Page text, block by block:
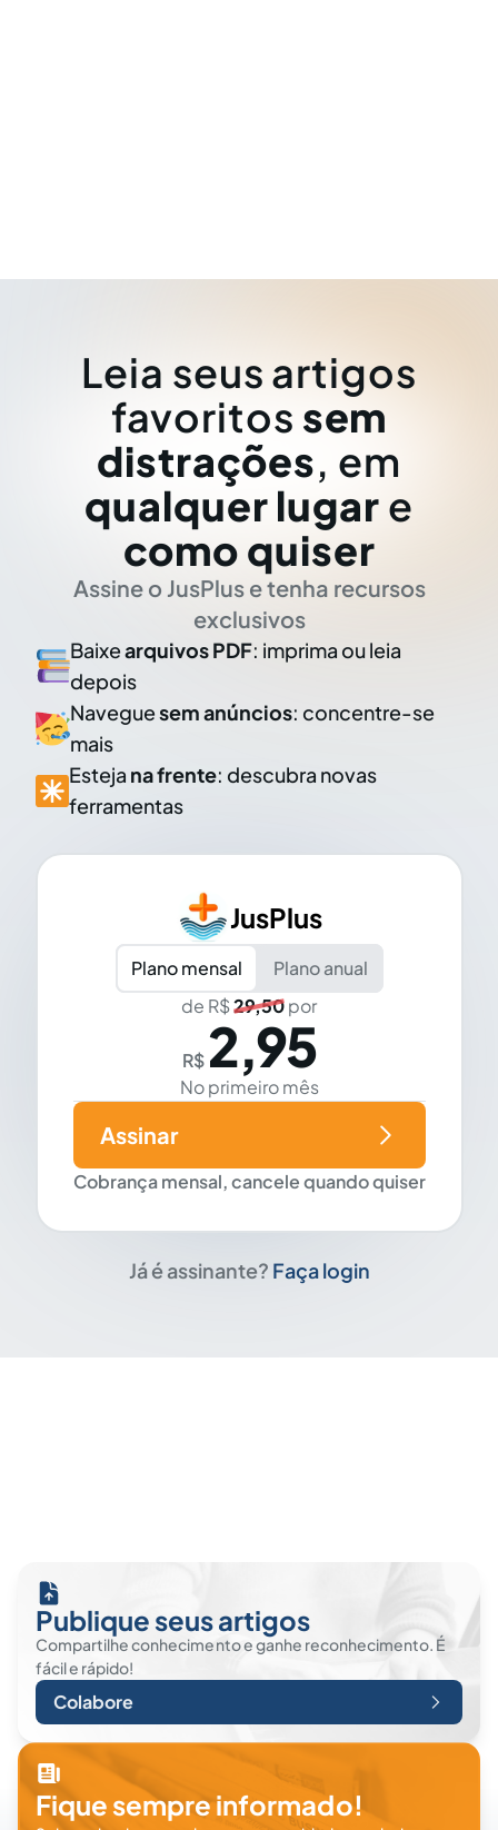
Leia seus artigos
favoritos sem
distrações, em
qualquer lugar e
como quiser
Assine o JusPlus e tenha recursos
exclusivos
Baixearquivos PDF: imprima ou leia
depois
Naveguesem anúncios: concentre-se
mais
Esteja na frente: descubra novas
ferramentas
JusPlus
Plano mensal
Plano anual
de R$29,50por
R$ 2,95
No primeiro mês
Cobrança mensal, cancele quando quiser
Assinar
Já é assinante? Faça login
Publique seus artigos
Compartilhe conhecimento e ganhe reconhecimento. É
fácil e rápido!
Colabore
Fique sempre informado!